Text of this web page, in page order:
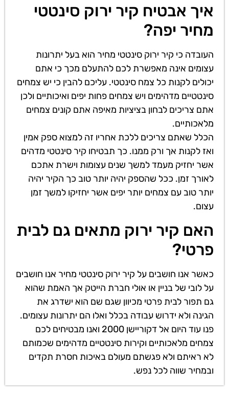
איך אבטיח קיר ירוק סינטטי
מחיר יפה?
העובדה כי קיר ירוק סינטטי מחיר הוא בעל יתרונות
עצומים אינה מאפשרת לכם להתעלם מכך כי אתם
יכולים לקנות כל צמח סינטטי. עליכם להבין כי יש צמחים
סינטטיים מדהימים ויש צמחים פחות יפים ואיכותיים ולכן
אתם צריכים לבחון בציציות מאיפה אתם קונים צמחים
מלאכותיים.
הכלל שאתם צריכים ללכת אחריו זה למצוא ספק אמין
ואז לקנות אך ורק ממנו. כך תבטיחו קיר סינטטי מדהים
אשר יחזיק מעמד למשך שנים עצומות וישרת אתכם
לאורך זמן. ככל שהספק יהיה יותר טוב כך הקיר יהיה
יותר טוב עם צמחים יותר יפים אשר יחזיקו למשך זמן
עצום.
האם קיר ירוק מתאים גם לבית
פרטי?
כאשר אנו חושבים על קיר ירוק סינטטי מחיר אנו חושבים
על לובי של בניין או אולי חברת הייטק אך האמת שהוא
גם תפור לבית פרטי מכיוון שגם שם הוא ישדרג את
הגינה ולא ידרוש עבודה בכלל ואלו הם יתרונות עצומים.
פנו עוד היום אל דקוריישן 2000 ואנו מבטיחים לכם
צמחים מלאכותיים וקירות סינטטיים מדהימים שכמותם
לא ראיתם ולא פגשתם מעולם באיכות חסרת תקדים
ובמחיר שווה לכל נפש.